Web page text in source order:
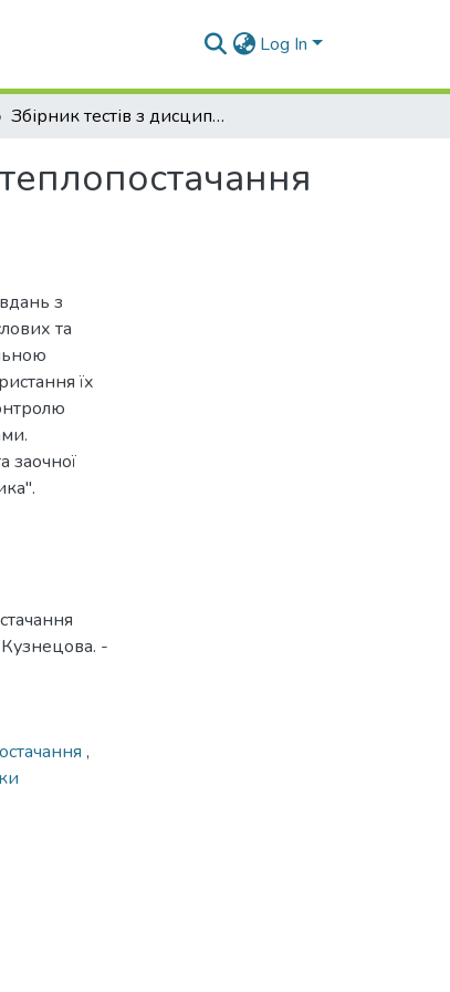
Log In
Збірник тестів з дисципліни "Джерела та системи теплопостачання промислових та комунальних об'єктів"
з
та
їх
заочної
Кузнецова. -
,